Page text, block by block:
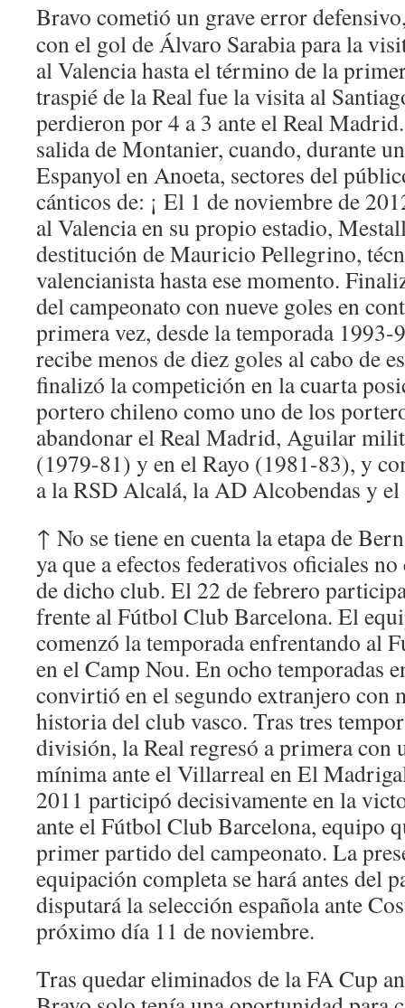
Bravo cometió un grave error
con el gol de Álvaro Sarabia para la
al Valencia hasta el término de la
traspié de la Real fue la visita al
perdieron por 4 a 3 ante el Real
salida de Montanier, cuando, durante
Espanyol en Anoeta, sectores del
cánticos de: ¡ El 1 de noviembre de
al Valencia en su propio estadio,
destitución de Mauricio Pellegrino,
valencianista hasta ese momento.
del campeonato con nueve goles en
primera vez, desde la temporada
recibe menos de diez goles al cabo de
finalizó la competición en la cuarta
portero chileno como uno de los
abandonar el Real Madrid, Aguilar
(1979-81) y en el Rayo (1981-83), y
a la RSD Alcalá, la AD Alcobendas y
↑ No se tiene en cuenta la etapa de
ya que a efectos federativos oficiales
de dicho club. El 22 de febrero
frente al Fútbol Club Barcelona. El
comenzó la temporada enfrentando al
en el Camp Nou. En ocho temporadas
convirtió en el segundo extranjero con
historia del club vasco. Tras tres
división, la Real regresó a primera con
mínima ante el Villarreal en El
2011 participó decisivamente en la
ante el Fútbol Club Barcelona, equipo
primer partido del campeonato. La
equipación completa se hará antes del
disputará la selección española ante
próximo día 11 de noviembre.
Tras quedar eliminados de la FA Cup